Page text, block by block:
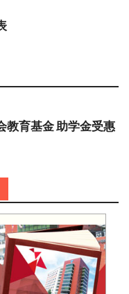
教育基金 助学金受惠